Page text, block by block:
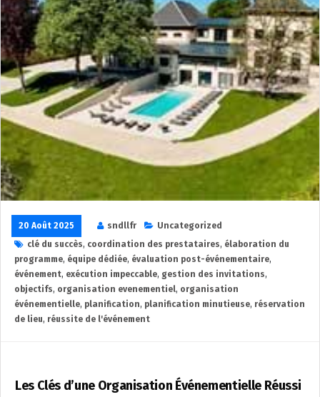
20 Août 2025 sndllfr
Uncategorized
clé du succès, coordination des prestataires, élaboration du
programme, équipe dédiée, évaluation post-événementaire,
événement, exécution impeccable, gestion des invitations,
objectifs, organisation evenementiel, organisation
événementielle, planification, planification minutieuse, réservation
de lieu, réussite de l'événement
Les Clés d’une Organisation Événementielle Réussi